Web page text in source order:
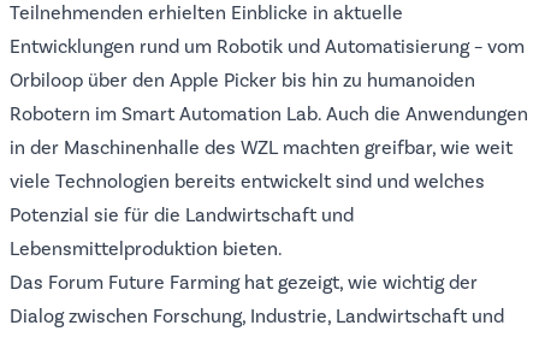
Teilnehmenden erhielten Einblicke in aktuelle
Entwicklungen rund um Robotik und Automatisierung – vom
Orbiloop über den Apple Picker bis hin zu humanoiden
Robotern im Smart Automation Lab. Auch die Anwendungen
in der Maschinenhalle des WZL machten greifbar, wie weit
viele Technologien bereits entwickelt sind und welches
Potenzial sie für die Landwirtschaft und
Lebensmittelproduktion bieten.
Das Forum Future Farming hat gezeigt, wie wichtig der
Dialog zwischen Forschung, Industrie, Landwirtschaft und